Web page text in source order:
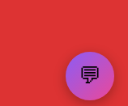
💬